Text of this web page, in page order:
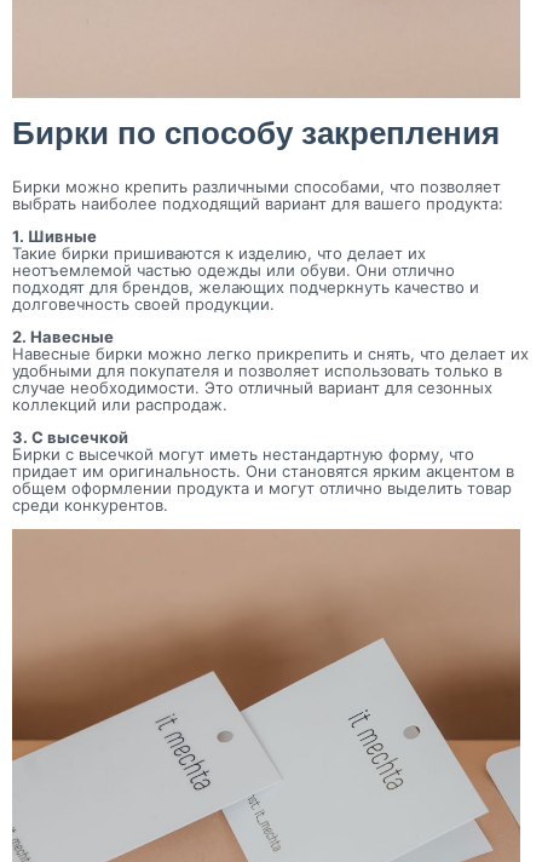
Бирки по способу закрепления
Бирки можно крепить различными способами, что позволяет
выбрать наиболее подходящий вариант для вашего продукта:
1. Шивные
Такие бирки пришиваются к изделию, что делает их
неотъемлемой частью одежды или обуви. Они отлично
подходят для брендов, желающих подчеркнуть качество и
долговечность своей продукции.
2. Навесные
Навесные бирки можно легко прикрепить и снять, что делает их
удобными для покупателя и позволяет использовать только в
случае необходимости. Это отличный вариант для сезонных
коллекций или распродаж.
3. С высечкой
Бирки с высечкой могут иметь нестандартную форму, что
придает им оригинальность. Они становятся ярким акцентом в
общем оформлении продукта и могут отлично выделить товар
среди конкурентов.